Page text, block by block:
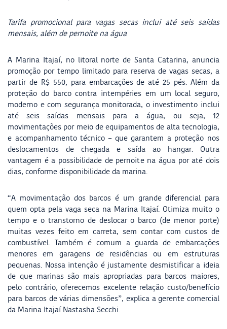
Tarifa promocional para vagas secas inclui até seis saídas
mensais, além de pernoite na água
A Marina Itajaí, no litoral norte de Santa Catarina, anuncia
promoção por tempo limitado para reserva de vagas secas, a
partir de R$ 550, para embarcações de até 25 pés. Além da
proteção do barco contra intempéries em um local seguro,
moderno e com segurança monitorada, o investimento inclui
até seis saídas mensais para a água, ou seja, 12
movimentações por meio de equipamentos de alta tecnologia,
e acompanhamento técnico – que garantem a proteção nos
deslocamentos de chegada e saída ao hangar. Outra
vantagem é a possibilidade de pernoite na água por até dois
dias, conforme disponibilidade da marina.
“A movimentação dos barcos é um grande diferencial para
quem opta pela vaga seca na Marina Itajaí. Otimiza muito o
tempo e o transtorno de deslocar o barco (de menor porte)
muitas vezes feito em carreta, sem contar com custos de
combustível. Também é comum a guarda de embarcações
menores em garagens de residências ou em estruturas
pequenas. Nossa intenção é justamente desmistificar a ideia
de que marinas são mais apropriadas para barcos maiores,
pelo contrário, oferecemos excelente relação custo/benefício
para barcos de várias dimensões”, explica a gerente comercial
da Marina Itajaí Nastasha Secchi.